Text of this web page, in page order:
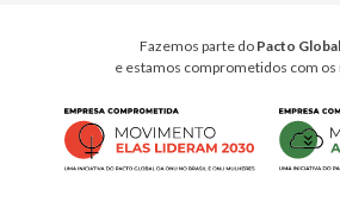
Fazemos parte do Pacto
e estamos comprometidos com